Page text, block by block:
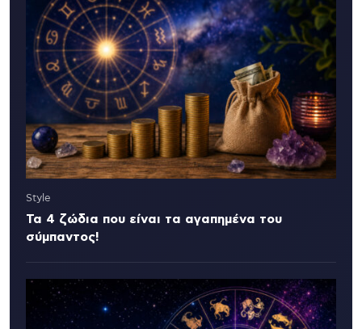
Style
Τα 4 ζώδια που είναι τα αγαπημένα του
σύμπαντος!